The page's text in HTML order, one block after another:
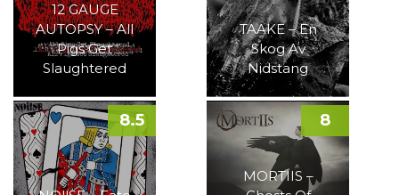
12 GAUGE
AUTOPSY – All
Pigs Get
Slaughtered
TAAKE – En
Skog Av
Nidstang
8.5
MORTIIS –
8